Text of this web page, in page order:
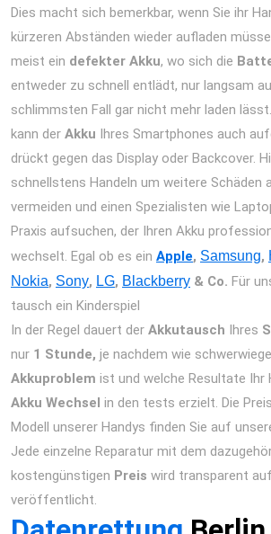
Dies macht sich bemerkbar, wenn Sie ihr
kürzeren Abständen wieder aufladen
meist ein defekter Akku, wo sich die
entweder zu schnell entlädt, nur langsam
schlimmsten Fall gar nicht mehr laden
kann der Akku Ihres Smartphones auch
drückt gegen das Display oder Backcover.
schnellstens Handeln um weitere Schäden
vermeiden und einen Spezialisten wie
Praxis aufsuchen, der Ihren Akku
wechselt. Egal ob es ein Apple, Samsung,
Nokia, Sony, LG, Blackberry & Co. Für
tausch ein Kinderspiel
In der Regel dauert der Akkutausch Ihres
nur 1 Stunde, je nachdem wie
Akkuproblem ist und welche Resultate Ihr
Akku Wechsel in den tests erzielt. Die
Modell unserer Handys finden Sie auf
Jede einzelne Reparatur mit dem
kostengünstigen Preis wird transparent
veröffentlicht.